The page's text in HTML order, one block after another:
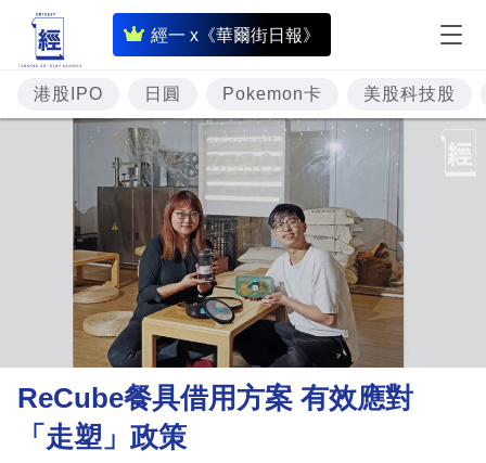
經一 x《華爾街日報》
即
時
財
經
專
題
投
資
樓
市
理
財
商
港股IPO 日圓 Pokemon卡 美股科技股
ReCube餐具借用方案 有效應對
「走塑」政策